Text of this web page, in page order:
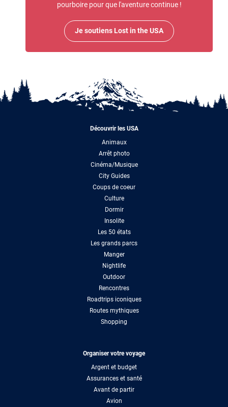
pourboire pour que l'aventure continue !
Je soutiens Lost in the USA
Découvrir les USA
Animaux
Arrêt photo
Cinéma/Musique
City Guides
Coups de coeur
Culture
Dormir
Insolite
Les 50 états
Les grands parcs
Manger
Nightlife
Outdoor
Rencontres
Roadtrips iconiques
Routes mythiques
Shopping
Organiser votre voyage
Argent et budget
Assurances et santé
Avant de partir
Avion